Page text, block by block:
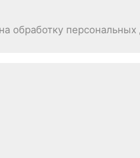
обработку персональных